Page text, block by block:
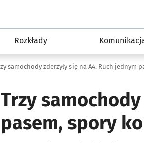
Rozkłady
Trzy
pasem, spory